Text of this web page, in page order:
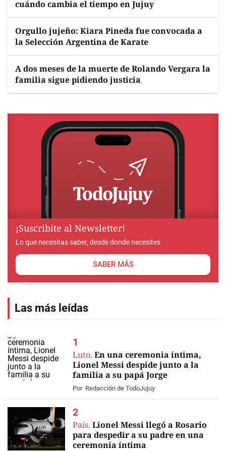
cuándo cambia el tiempo en Jujuy
Orgullo jujeño: Kiara Pineda fue convocada a
la Selección Argentina de Karate
A dos meses de la muerte de Rolando Vergara la
familia sigue pidiendo justicia
¡Suscribite al Newsletter!
Lo que necesitas saber, desde donde necesites
SABER MÁS
Las más leídas
Luto. En una ceremonia íntima,
Lionel Messi despide junto a la
familia a su papá Jorge
Por Redacción de TodoJujuy
País. Lionel Messi llegó a Rosario
para despedir a su padre en una
ceremonia íntima